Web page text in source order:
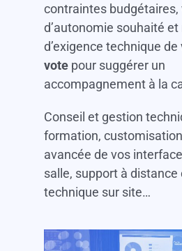
contraintes budgétaires,
d’autonomie souhaité et
d’exigence technique
votepour suggérer un
accompagnement à la
Conseil et gestion
formation,
avancée de vos
salle, support à distance
technique sur site…